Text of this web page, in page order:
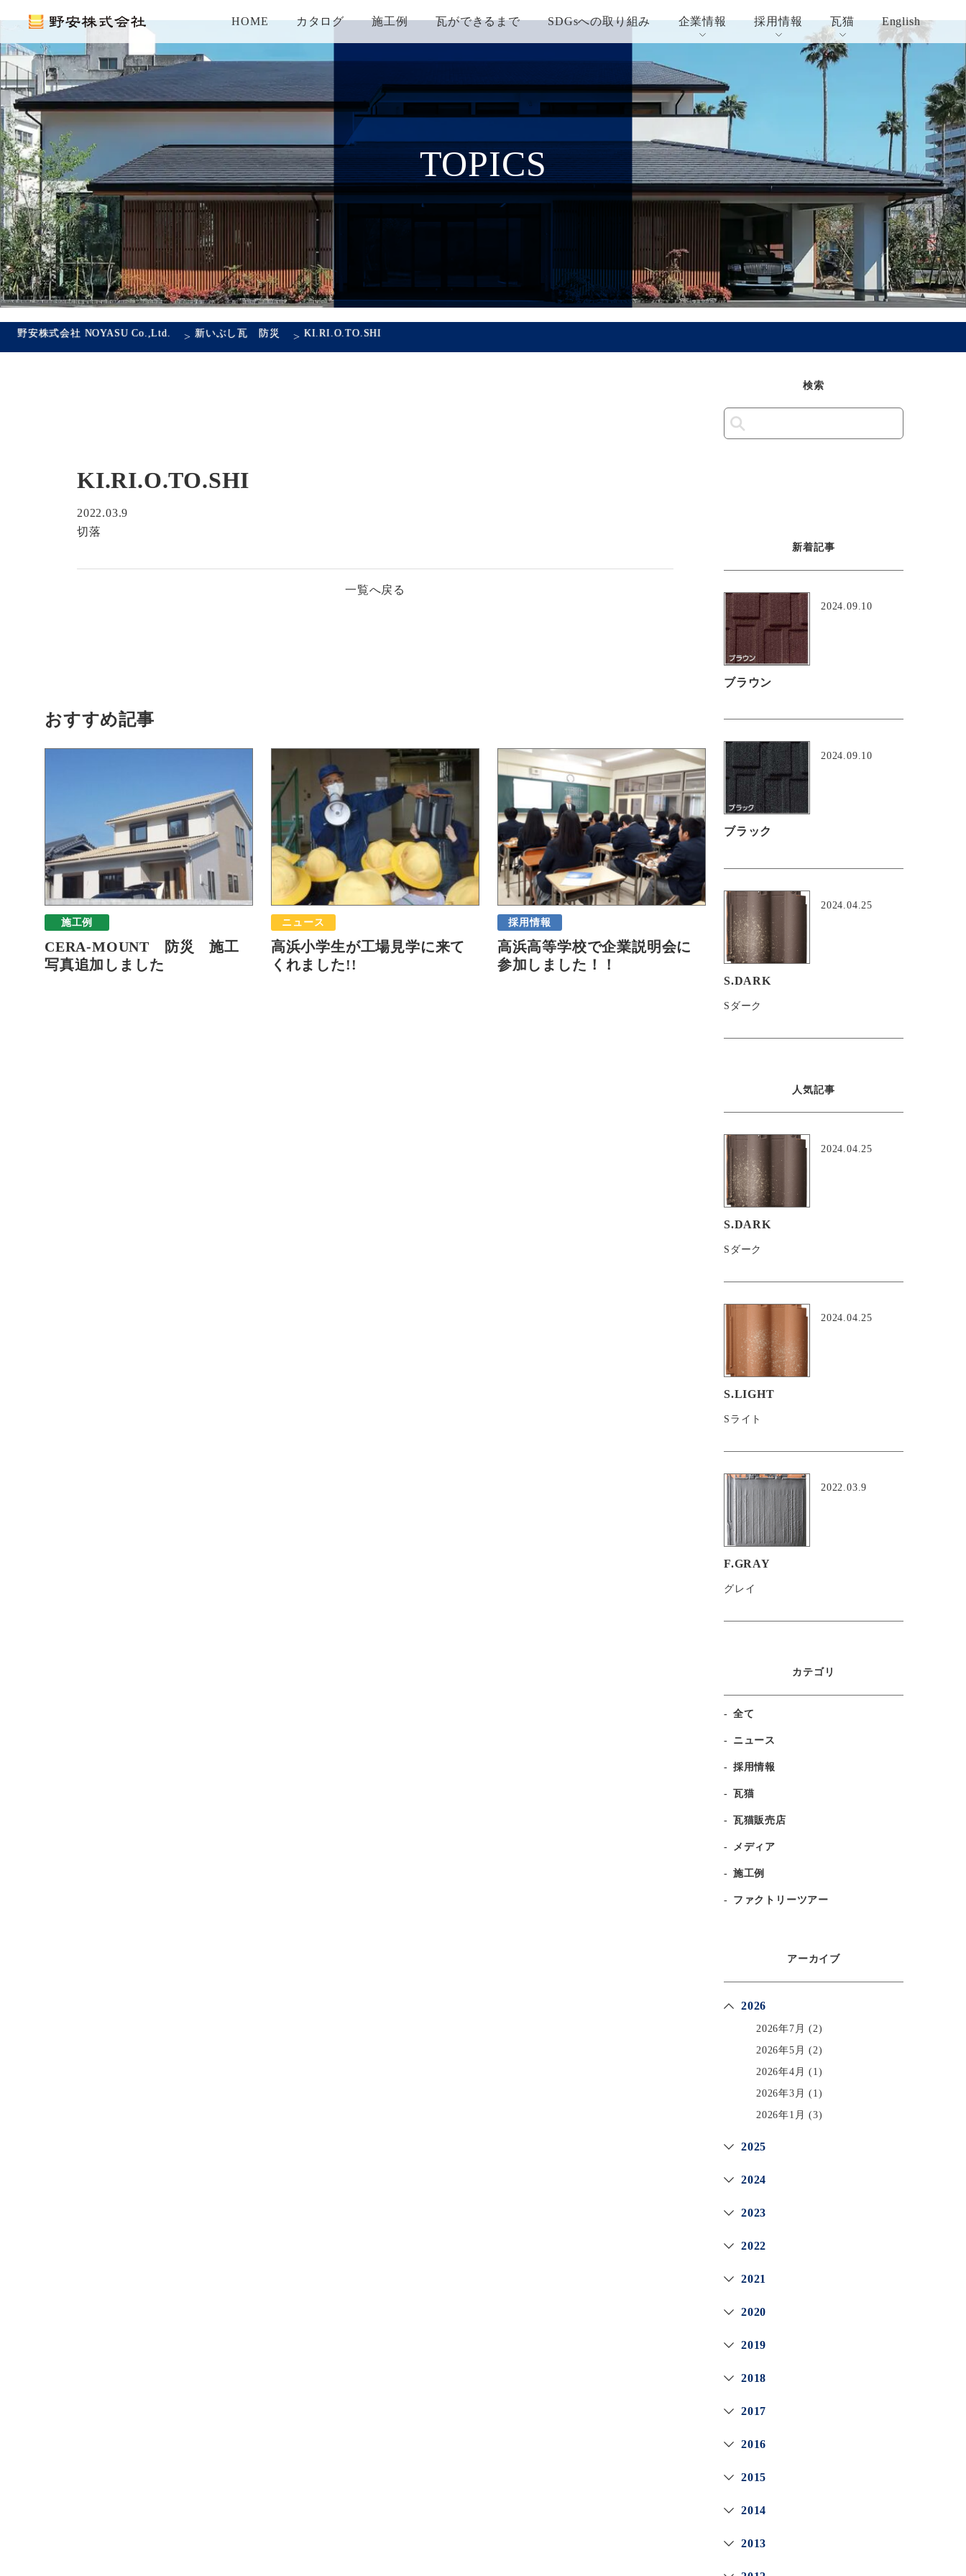
HOME カタログ 施工例 瓦ができるまで SDGsへの取り組み 企業情報 採用情報 瓦猫 English
TOPICS
野安株式会社 NOYASU Co.,Ltd. >新いぶし瓦 防災 > KI.RI.O.TO.SHI
KI.RI.O.TO.SHI
2022.03.9
切落
一覧へ戻る
おすすめ記事
施工例
CERA-MOUNT 防災 施工
写真追加しました
ニュース
高浜小学生が工場見学に来て
くれました!!
採用情報
高浜高等学校で企業説明会に
参加しました！！
検索
新着記事
2024.09.10
ブラウン
2024.09.10
ブラック
2024.04.25
S.DARK
Sダーク
人気記事
2024.04.25
S.DARK
Sダーク
2024.04.25
S.LIGHT
Sライト
2022.03.9
F.GRAY
グレイ
カテゴリ
全て
ニュース
採用情報
瓦猫
瓦猫販売店
メディア
施工例
ファクトリーツアー
アーカイブ
2026
2026年7月 (2)
2026年5月 (2)
2026年4月 (1)
2026年3月 (1)
2026年1月 (3)
2025
2024
2023
2022
2021
2020
2019
2018
2017
2016
2015
2014
2013